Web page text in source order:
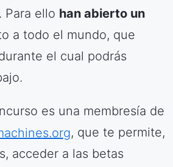
. Para ello han abierto un
a todo el mundo, que
el cual podrás
es una membresía de
, que te permite,
acceder a las betas